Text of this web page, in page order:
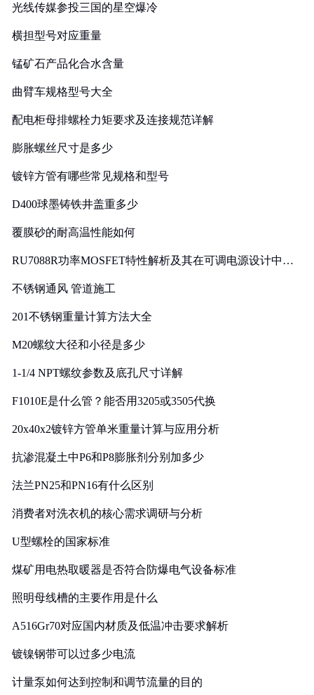
光线传媒参投三国的星空爆冷
横担型号对应重量
锰矿石产品化合水含量
曲臂车规格型号大全
配电柜母排螺栓力矩要求及连接规范详解
膨胀螺丝尺寸是多少
镀锌方管有哪些常见规格和型号
D400球墨铸铁井盖重多少
覆膜砂的耐高温性能如何
RU7088R功率MOSFET特性解析及其在可调电源设计中的
不锈钢通风 管道施工
201不锈钢重量计算方法大全
M20螺纹大径和小径是多少
1-1/4 NPT螺纹参数及底孔尺寸详解
F1010E是什么管？能否用3205或3505代换
20x40x2镀锌方管单米重量计算与应用分析
抗渗混凝土中P6和P8膨胀剂分别加多少
法兰PN25和PN16有什么区别
消费者对洗衣机的核心需求调研与分析
U型螺栓的国家标准
煤矿用电热取暖器是否符合防爆电气设备标准
照明母线槽的主要作用是什么
A516Gr70对应国内材质及低温冲击要求解析
镀镍钢带可以过多少电流
计量泵如何达到控制和调节流量的目的